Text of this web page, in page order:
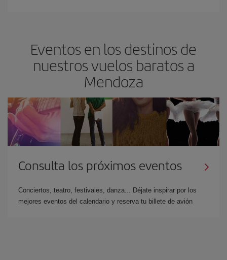
Eventos en los destinos de
nuestros vuelos baratos a
Mendoza
Consulta los próximos eventos
Conciertos, teatro, festivales, danza... Déjate inspirar por los
mejores eventos del calendario y reserva tu billete de avión